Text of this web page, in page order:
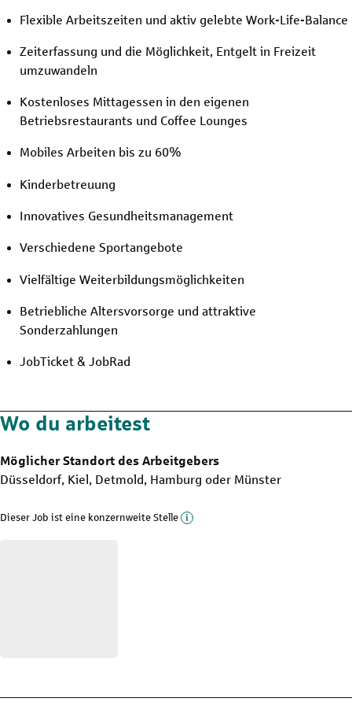
Flexible Arbeitszeiten und aktiv gelebte Work-Life-Balance
Zeiterfassung und die Möglichkeit, Entgelt in Freizeit
umzuwandeln
Kostenloses Mittagessen in den eigenen
Betriebsrestaurants und Coffee Lounges
Mobiles Arbeiten bis zu 60%
Kinderbetreuung
Innovatives Gesundheitsmanagement
Verschiedene Sportangebote
Vielfältige Weiterbildungsmöglichkeiten
Betriebliche Altersvorsorge und attraktive
Sonderzahlungen
JobTicket & JobRad
Wo du arbeitest
Möglicher Standort des Arbeitgebers
Düsseldorf, Kiel, Detmold, Hamburg oder Münster
Dieser Job ist eine konzernweite Stelle Mehr Informationen zu